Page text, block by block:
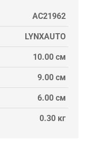
AC21962
LYNXAUTO
10.00 см
9.00 см
6.00 см
0.30 кг